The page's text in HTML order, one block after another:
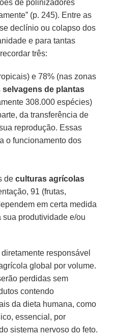
de polinizadores
(p. 245). Entre as
declínio ou colapso dos
e para tantas
três:
e 78% (nas zonas
selvagens de plantas
308.000 espécies)
da transferência de
reprodução. Essas
o funcionamento dos
deculturas agrícolas
91 (frutas,
em certa medida
produtividade e/ou
diretamente responsável
global por volume.
perdidas sem
contendo
da dieta humana, como
essencial, por
sistema nervoso do feto.